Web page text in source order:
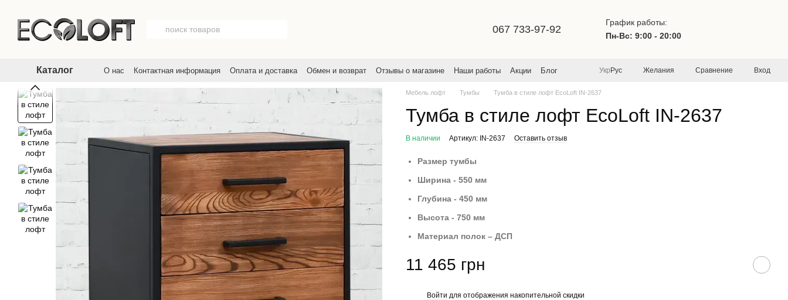
067 733-97-92
График работы:
Пн-Вс: 9:00 - 20:00
Каталог О нас Контактная информация Оплата и доставка Обмен и возврат Отзывы о магазине Наши работы Акции
Блог
Укр Рус Желания Сравнение Вход
Мебель лофт Тумбы Тумба в стиле лофт EcoLoft IN-2637
Тумба в стиле лофт EcoLoft IN-2637
В наличии Артикул: IN-2637 Оставить отзыв
Размер тумбы
Ширина - 550 мм
Глубина - 450 мм
Высота - 750 мм
Материал полок – ДСП
11 465 грн
Войти для отображения накопительной скидки